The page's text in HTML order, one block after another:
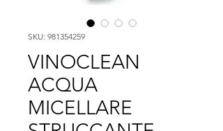
SKU: 981354259
VINOCLEAN
ACQUA
MICELLARE